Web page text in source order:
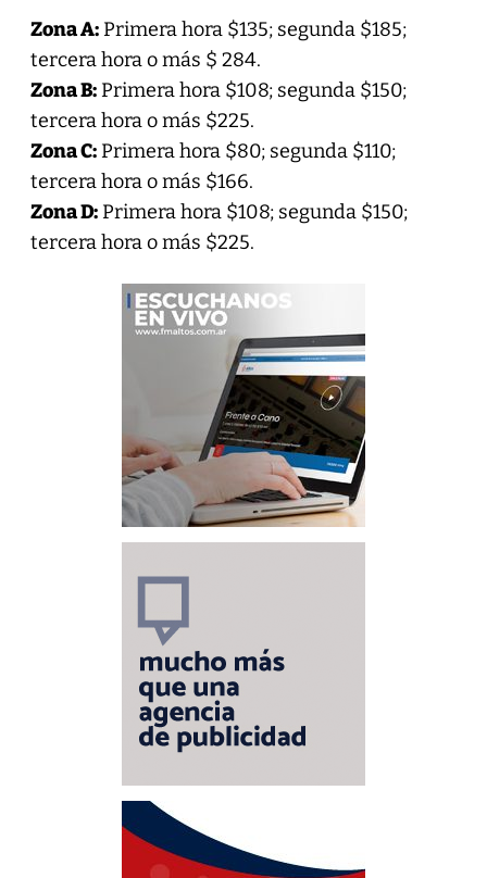
Zona A:Primera hora $135; segunda $185;
tercera hora o más $ 284.
Zona B:Primera hora $108; segunda $150;
tercera hora o más $225.
Zona C:Primera hora $80; segunda $110;
tercera hora o más $166.
Zona D:Primera hora $108; segunda $150;
tercera hora o más $225.